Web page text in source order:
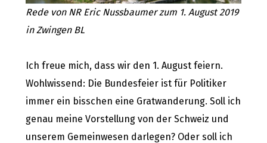
Rede von NR Eric Nussbaumer zum 1. August 2019
in Zwingen BL
Ich freue mich, dass wir den 1. August feiern.
Wohlwissend: Die Bundesfeier ist für Politiker
immer ein bisschen eine Gratwanderung. Soll ich
genau meine Vorstellung von der Schweiz und
unserem Gemeinwesen darlegen? Oder soll ich